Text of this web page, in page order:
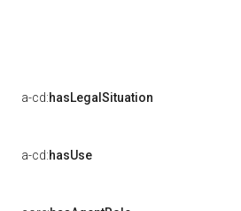
a-cd:hasLegalSituation
a-cd:hasUse